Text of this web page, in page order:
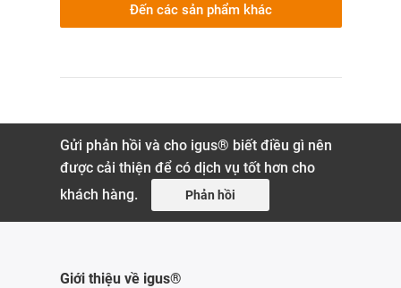
Đến các sản phẩm khác
Gửi phản hồi và cho igus® biết điều gì nên
được cải thiện để có dịch vụ tốt hơn cho
khách hàng.
Phản hồi
Giới thiệu về igus®